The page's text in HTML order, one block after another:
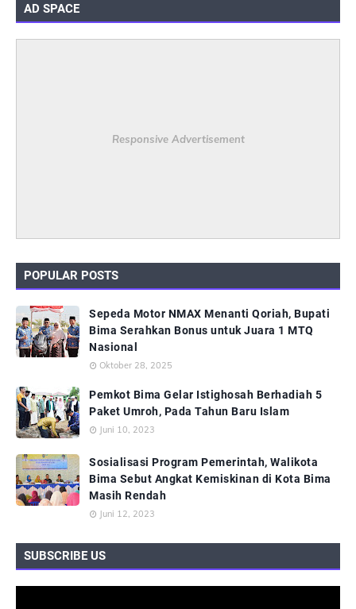
AD SPACE
Responsive Advertisement
POPULAR POSTS
Sepeda Motor NMAX Menanti Qoriah, Bupati
Bima Serahkan Bonus untuk Juara 1 MTQ
Nasional
Oktober 28, 2025
Pemkot Bima Gelar Istighosah Berhadiah 5
Paket Umroh, Pada Tahun Baru Islam
Juni 10, 2023
Sosialisasi Program Pemerintah, Walikota
Bima Sebut Angkat Kemiskinan di Kota Bima
Masih Rendah
Juni 12, 2023
SUBSCRIBE US